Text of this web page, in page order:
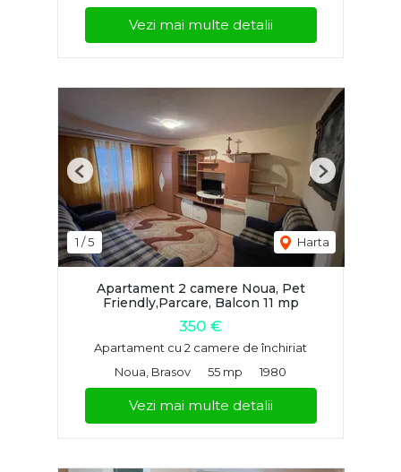
Vezi mai multe detalii
1 /5 Harta
Previous Next
Apartament 2 camere Noua, Pet
Friendly,Parcare, Balcon 11 mp
350 €
Apartament cu 2 camere de închiriat
Noua, Brasov
55 mp 1980
Vezi mai multe detalii